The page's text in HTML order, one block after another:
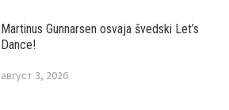
Martinus Gunnarsen osvaja švedski Let’s
Dance!
август 3, 2026